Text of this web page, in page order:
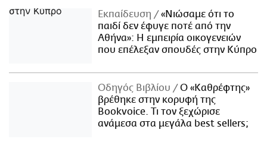
Εκπαίδευση
«Νιώσαμε ότι το
παιδί δεν έφυγε ποτέ από την
Αθήνα»: Η εμπειρία οικογενειών
που επέλεξαν σπουδές στην Κύπρο
Οδηγός Βιβλίου
Ο «Καθρέφτης»
βρέθηκε στην κορυφή της
Bookvoice. Τι τον ξεχώρισε
ανάμεσα στα μεγάλα best sellers;